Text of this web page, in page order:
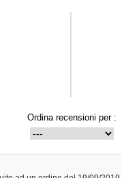
Ordina recensioni per :